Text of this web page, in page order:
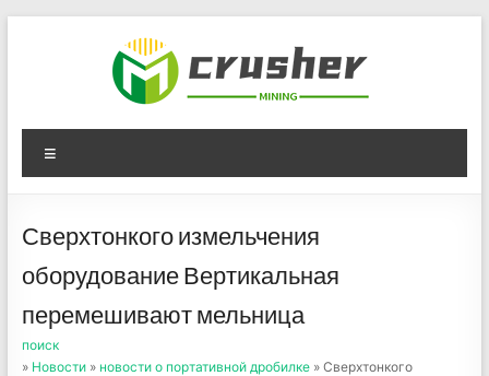
Оборудование для
дробления угля,
измельчения печного
порошка
Сверхтонкого измельчения
оборудование Вертикальная
перемешивают мельница
поиск
» Новости» новости о портативной дробилке» Сверхтонкого